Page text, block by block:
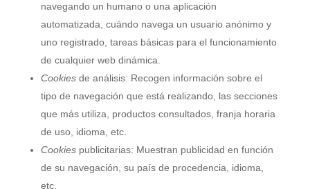
navegando un humano o una aplicación
automatizada, cuándo navega un usuario anónimo y
uno registrado, tareas básicas para el funcionamiento
de cualquier web dinámica.
Cookiesde análisis: Recogen información sobre el
tipo de navegación que está realizando, las secciones
que más utiliza, productos consultados, franja horaria
de uso, idioma, etc.
Cookiespublicitarias: Muestran publicidad en función
de su navegación, su país de procedencia, idioma,
etc.